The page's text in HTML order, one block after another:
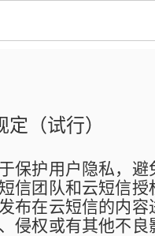
（试行）
保护用户隐私，
信团队和云短信
布在云短信的内
侵权或有其他不良